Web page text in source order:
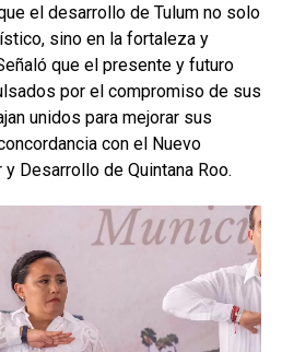
el desarrollo de Tulum no solo
sino en la fortaleza y
que el presente y futuro
por el compromiso de sus
unidos para mejorar sus
con el Nuevo
Desarrollo de Quintana Roo.